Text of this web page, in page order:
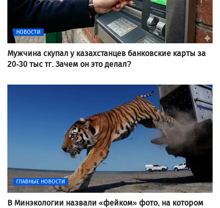
НОВОСТИ
Мужчина скупал у казахстанцев банковские карты за
20-30 тыс тг. Зачем он это делал?
ГЛАВНЫЕ НОВОСТИ
В Минэкологии назвали «фейком» фото, на котором